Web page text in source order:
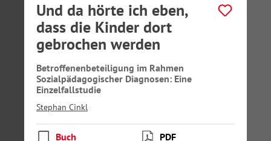
Und da hörte ich eben,
dass die Kinder dort
gebrochen werden
Betroffenenbeteiligung im Rahmen
Sozialpädagogischer Diagnosen: Eine
Einzelfallstudie
Stephan Cinkl
Buch PDF